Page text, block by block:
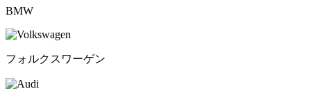
BMW
フォルクスワーゲン